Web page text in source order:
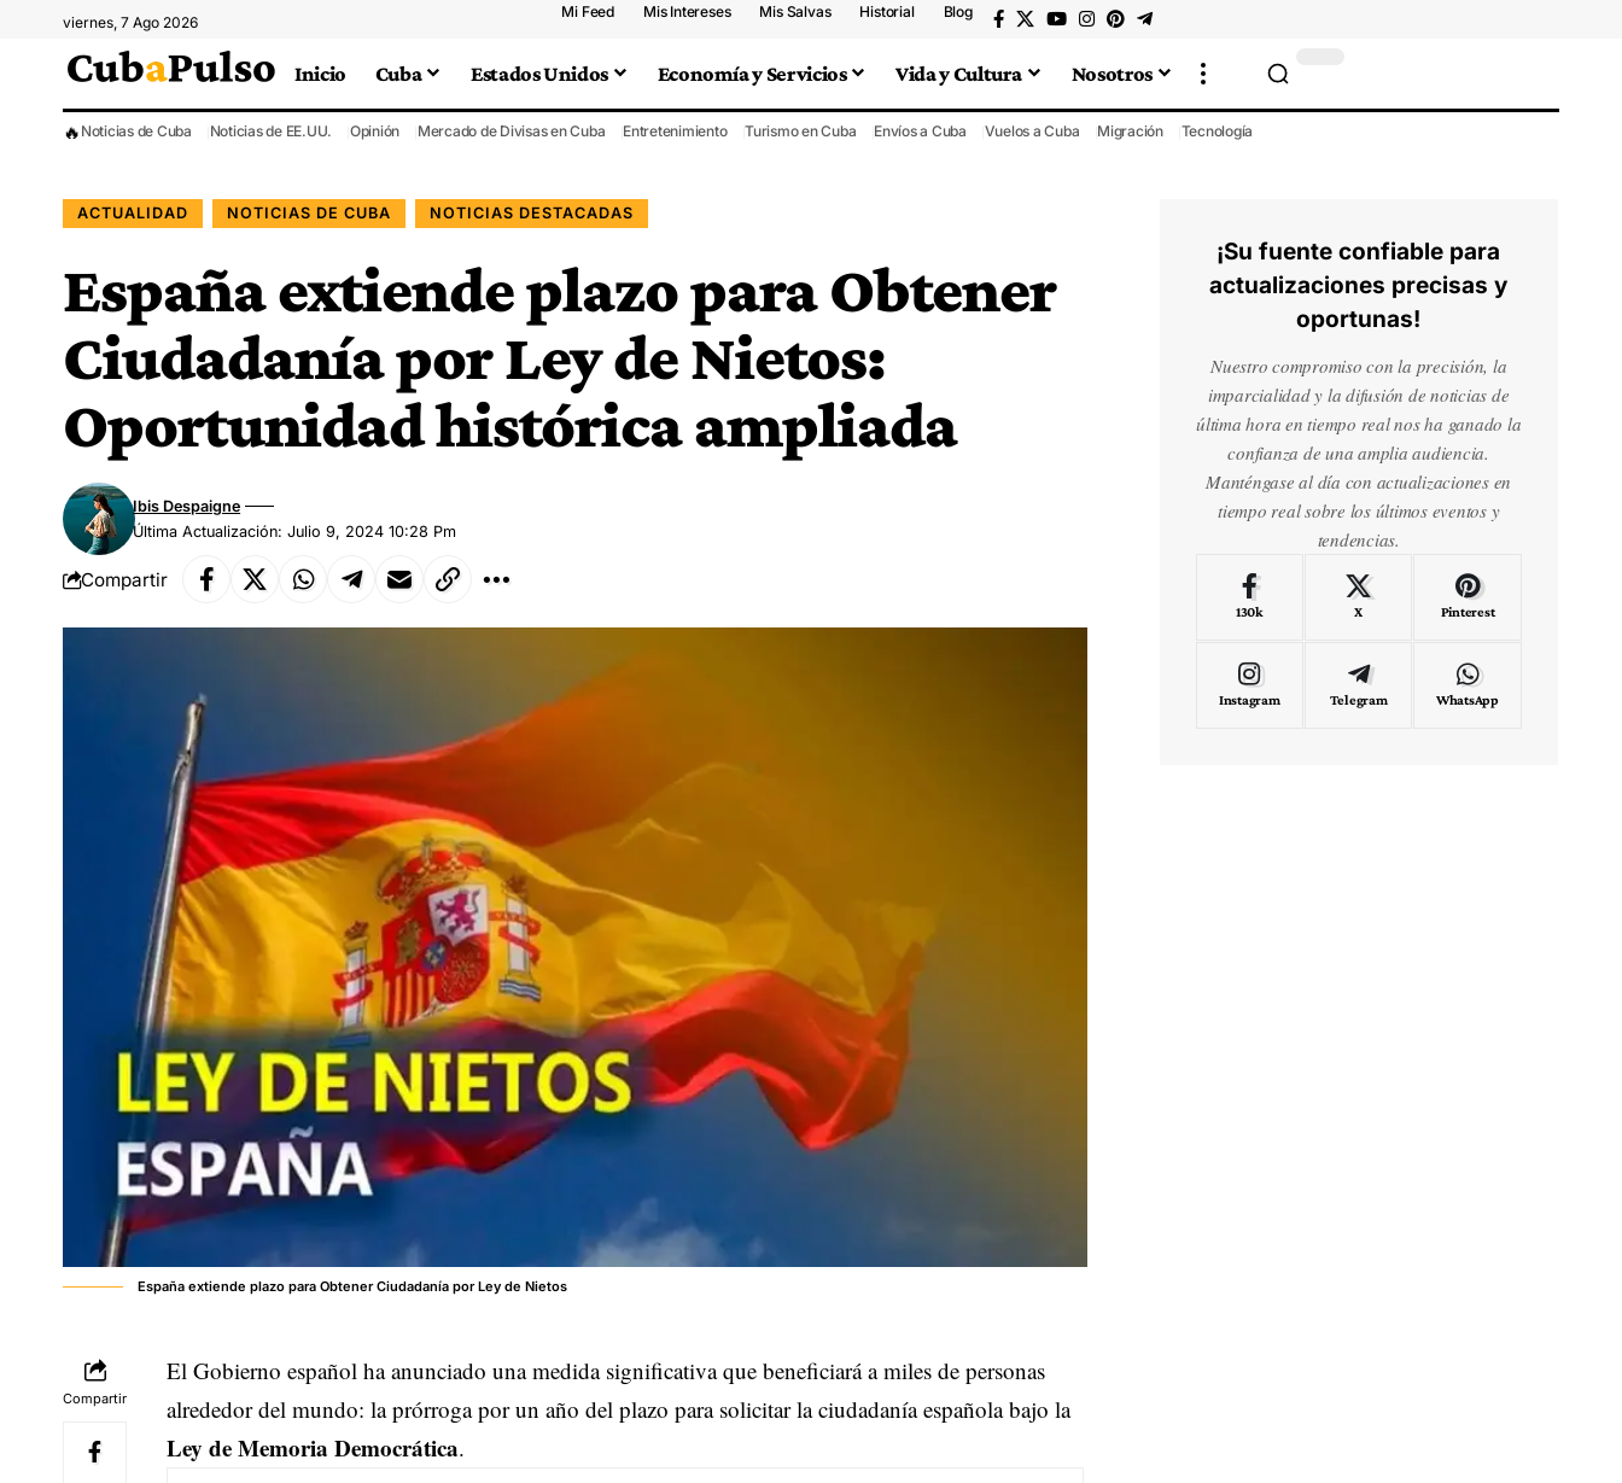
viernes, 7 Ago 2026
Mi Feed Mis Intereses Mis Salvas Historial Blog
Inicio Cuba Estados Unidos Economía y Servicios Vida y Cultura Nosotros
🔥 Noticias de Cuba Noticias de EE.UU. Opinión Mercado de Divisas en Cuba Entretenimiento Turismo en Cuba Envíos a Cuba Vuelos a Cuba Migración Tecnología
ACTUALIDAD NOTICIAS DE CUBA NOTICIAS DESTACADAS
España extiende plazo para Obtener
Ciudadanía por Ley de Nietos:
Oportunidad histórica ampliada
Última Actualización: Julio 9, 2024 10:28 Pm
Ibis Despaigne
Compartir
España extiende plazo para Obtener Ciudadanía por Ley de Nietos
Compartir
El Gobierno español ha anunciado una medida significativa que beneficiará a miles de personas
alrededor del mundo: la prórroga por un año del plazo para solicitar la ciudadanía española bajo la
Ley de Memoria Democrática.
¡Su fuente confiable para
actualizaciones precisas y
oportunas!
Nuestro compromiso con la precisión, la
imparcialidad y la difusión de noticias de
última hora en tiempo real nos ha ganado la
confianza de una amplia audiencia.
Manténgase al día con actualizaciones en
tiempo real sobre los últimos eventos y
tendencias.
130k X Pinterest
Instagram Telegram WhatsApp